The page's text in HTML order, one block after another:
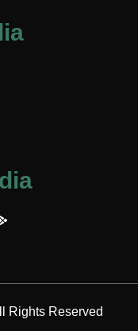
Rights Reserved